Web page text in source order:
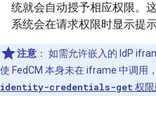
统就会自动授予相应权限。
系统会在请求权限时显示提示
注意 ： 如需允许嵌入的 IdP
使 FedCM 本身未在 iframe 中调用
identity-credentials-get 权